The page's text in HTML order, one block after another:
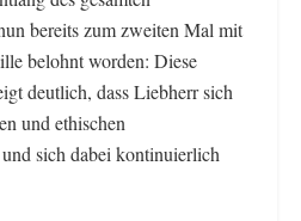
bereits zum zweiten Mal mit
belohnt worden: Diese
deutlich, dass Liebherr sich
und ethischen
sich dabei kontinuierlich